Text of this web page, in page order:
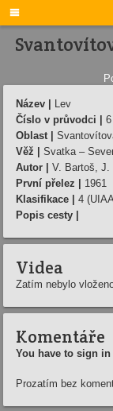

Název |
Lev
Číslo v průvodci |
6
Oblast |
Věž |
Svatka –
Autor |
V. Bartoš, J.
První přelez |
1961
Klasifikace |
4
Popis cesty |
Videa
Zatím nebylo
Komentáře
You have to sign
Prozatím bez